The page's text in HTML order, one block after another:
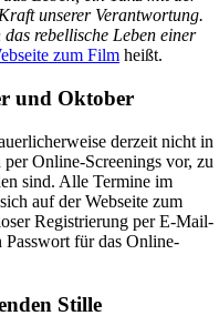
unserer Verantwortung.
rebellische Leben einer
zum Film heißt.
und Oktober
derzeit nicht in
Online-Screenings vor, zu
sind. Alle Termine im
auf der Webseite zum
Registrierung per E-Mail-
Passwort für das Online-
Stille